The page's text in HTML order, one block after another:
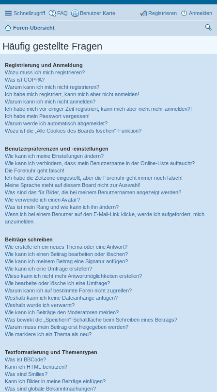
Schnellzugriff FAQ Benutzer Karte Anmelden
Registrieren
Foren-Übersicht
Häufig gestellte Fragen
Registrierung und Anmeldung
Wozu muss ich mich registrieren?
Was ist COPPA?
Warum kann ich mich nicht registrieren?
Ich habe mich registriert, kann mich aber nicht anmelden!
Warum kann ich mich nicht anmelden?
Ich habe mich vor einiger Zeit registriert, kann mich aber nicht mehr anmelden?!
Ich habe mein Passwort vergessen!
Warum werde ich automatisch abgemeldet?
Wozu ist die „Alle Cookies des Boards löschen“-Funktion?
Benutzerpräferenzen und -einstellungen
Wie kann ich meine Einstellungen ändern?
Wie kann ich verhindern, dass mein Benutzername in der Online-Liste auftaucht?
Die Forenuhr geht falsch!
Ich habe die Zeitzone eingestellt, aber die Forenuhr geht immer noch falsch!
Meine Sprache steht auf diesem Board nicht zur Auswahl!
Was sind das für Bilder, die bei meinem Benutzernamen angezeigt werden?
Wie verwende ich einen Avatar?
Was ist mein Rang und wie kann ich ihn ändern?
Wenn ich bei einem Benutzer auf den E-Mail-Link klicke, werde ich aufgefordert, mich
anzumelden.
Beiträge schreiben
Wie erstelle ich ein neues Thema oder eine Antwort?
Wie kann ich einen Beitrag bearbeiten oder löschen?
Wie kann ich meinem Beitrag eine Signatur anfügen?
Wie kann ich eine Umfrage erstellen?
Wieso kann ich nicht mehr Antwortmöglichkeiten erstellen?
Wie bearbeite oder lösche ich eine Umfrage?
Warum kann ich auf bestimmte Foren nicht zugreifen?
Weshalb kann ich keine Dateianhänge anfügen?
Weshalb wurde ich verwarnt?
Wie kann ich Beiträge den Moderatoren melden?
Was bewirkt die „Speichern“-Schaltfläche beim Schreiben eines Beitrags?
Warum muss mein Beitrag erst freigegeben werden?
Wie markiere ich ein Thema als neu?
Textformatierung und Thementypen
Was ist BBCode?
Kann ich HTML benutzen?
Was sind Smilies?
Kann ich Bilder in meine Beiträge einfügen?
Was sind globale Bekanntmachungen?